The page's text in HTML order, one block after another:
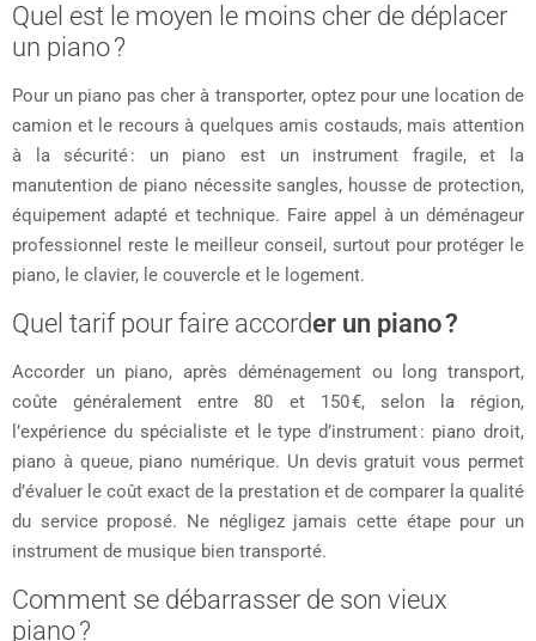
Quel est le moyen le moins cher de déplacer
un piano ?
Pour un piano pas cher à transporter, optez pour une location de
camion et le recours à quelques amis costauds, mais attention
à la sécurité : un piano est un instrument fragile, et la
manutention de piano nécessite sangles, housse de protection,
équipement adapté et technique. Faire appel à un déménageur
professionnel reste le meilleur conseil, surtout pour protéger le
piano, le clavier, le couvercle et le logement.
Quel tarif pour faire accorder un piano ?
Accorder un piano, après déménagement ou long transport,
coûte généralement entre 80 et 150 €, selon la région,
l’expérience du spécialiste et le type d’instrument : piano droit,
piano à queue, piano numérique. Un devis gratuit vous permet
d’évaluer le coût exact de la prestation et de comparer la qualité
du service proposé. Ne négligez jamais cette étape pour un
instrument de musique bien transporté.
Comment se débarrasser de son vieux
piano ?